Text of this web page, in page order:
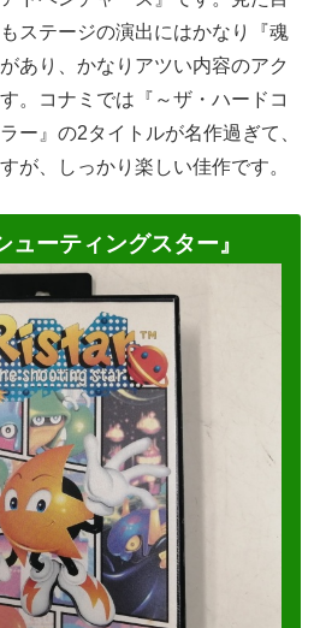
ステージの演出にはかなり『魂
あり、かなりアツい内容のアク
。コナミでは『～ザ・ハードコ
ー』の2タイトルが名作過ぎて、
が、しっかり楽しい佳作です。
ューティングスター』